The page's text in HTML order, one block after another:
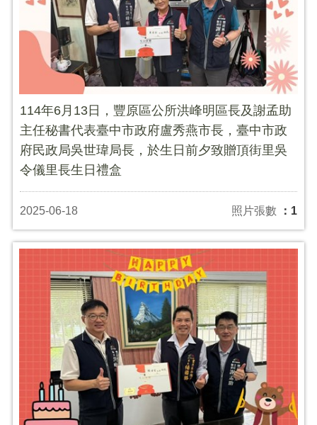
114年6月13日，豐原區公所洪峰明區長及謝孟助
主任秘書代表臺中市政府盧秀燕市長，臺中市政
府民政局吳世瑋局長，於生日前夕致贈頂街里吳
令儀里長生日禮盒
2025-06-18 照片張數 ：1